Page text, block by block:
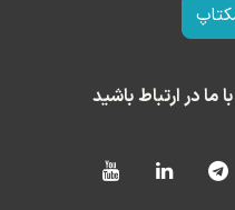
با ما در ارتباط باشید